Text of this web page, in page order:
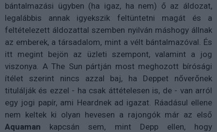
bántalmazási ügyben (ha igaz, ha nem) ő az áldozat,
legalábbis annak igyekszik feltüntetni magát és a
feltételezett áldozattal szemben nyilván máshogy állnak
az emberek, a társadalom, mint a vélt bántalmazóval. És
itt megint bejön az üzleti szempont, valamint a jog
viszonya. A The Sun pártján most meghozott bírósági
ítélet szerint nincs azzal baj, ha Deppet nőverőnek
titulálják és ezzel - ha csak áttételesen is, de - van arról
egy jogi papír, ami Heardnek ad igazat. Ráadásul ellene
nem keltek ki olyan hevesen a rajongók már az első
Aquaman kapcsán sem, mint Depp ellen, hogy